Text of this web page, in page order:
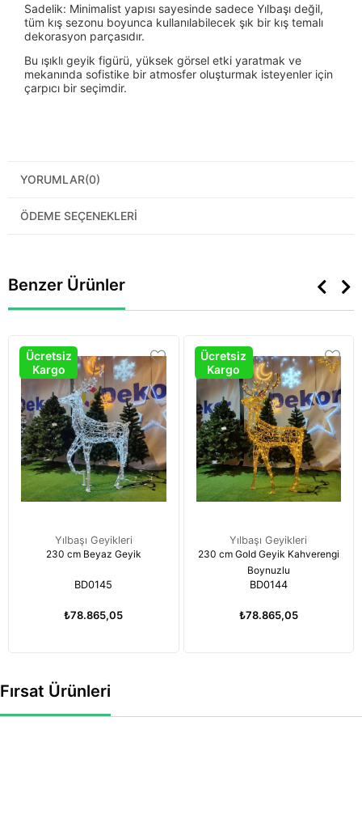
Sadelik: Minimalist yapısı sayesinde sadece Yılbaşı değil,
tüm kış sezonu boyunca kullanılabilecek şık bir kış temalı
dekorasyon parçasıdır.
Bu ışıklı geyik figürü, yüksek görsel etki yaratmak ve
mekanında sofistike bir atmosfer oluşturmak isteyenler için
çarpıcı bir seçimdir.
YORUMLAR(0)
ÖDEME SEÇENEKLERI
Benzer Ürünler
Yılbaşı Geyikleri
230 cm Beyaz Geyik
BD0145
₺78.865,05
Ücretsiz
Kargo
Yılbaşı Geyikleri
230 cm Gold Geyik Kahverengi
Boynuzlu
BD0144
₺78.865,05
Ücretsiz
Kargo
Fırsat Ürünleri